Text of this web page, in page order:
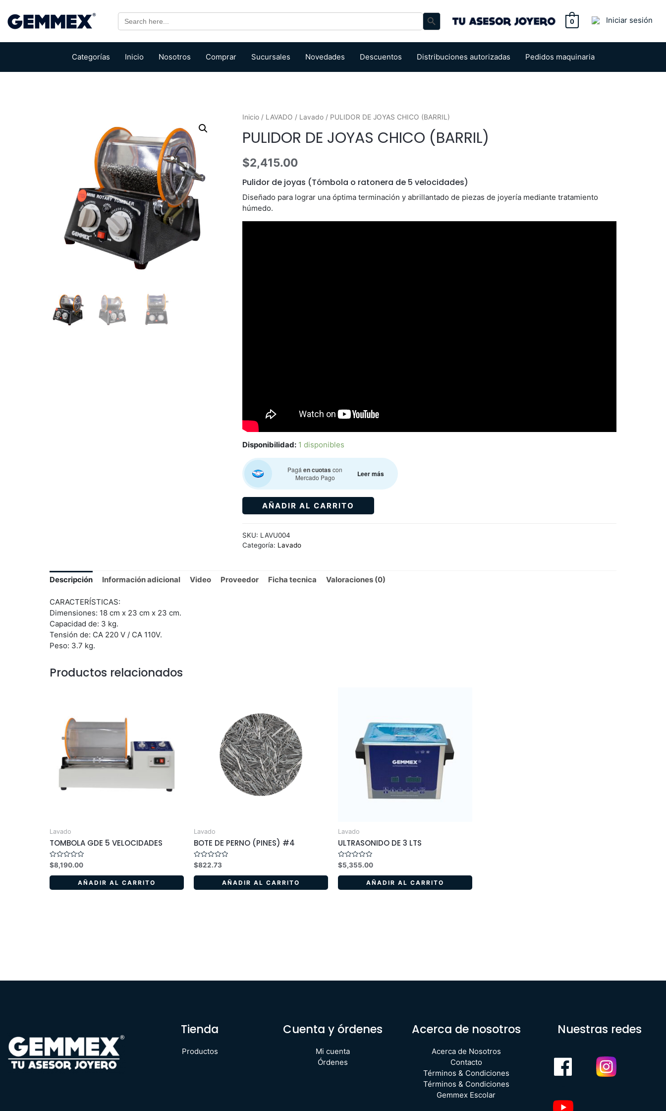
Iniciar sesión
Search
for:
Search Button
Categorías Inicio Nosotros Comprar Sucursales Novedades Descuentos Distribuciones autorizadas Pedidos maquinaria
0
Inicio/ LAVADO / Lavado/ PULIDOR DE JOYAS CHICO (BARRIL)
PULIDOR DE JOYAS CHICO (BARRIL)
$2,415.00
Pulidor de joyas (Tómbola o ratonera de 5 velocidades)
Diseñado para lograr una óptima terminación y abrillantado de piezas de joyería mediante tratamiento
húmedo.
Disponibilidad: 1 disponibles
Pagá en cuotas con
Mercado Pago
Leer más
AÑADIR AL CARRITO
SKU: LAVU004
Categoría: Lavado
Descripción Información adicional Video Proveedor Ficha tecnica Valoraciones (0)
CARACTERÍSTICAS:
Dimensiones: 18 cm x 23 cm x 23 cm.
Capacidad de: 3 kg.
Tensión de: CA 220 V / CA 110V.
Peso: 3.7 kg.
Productos relacionados
Lavado
TOMBOLA GDE 5 VELOCIDADES
Valorado
en
0
5
$8,190.00
AÑADIR AL CARRITO
Lavado
BOTE DE PERNO (PINES) #4
Valorado
en
0
5
$822.73
AÑADIR AL CARRITO
Lavado
ULTRASONIDO DE 3 LTS
Valorado
en
0
5
$5,355.00
AÑADIR AL CARRITO
Tienda
Productos
Cuenta y órdenes
Mi cuenta
Órdenes
Acerca de nosotros
Acerca de Nosotros
Contacto
Términos & Condiciones
Términos & Condiciones
Gemmex Escolar
Nuestras redes